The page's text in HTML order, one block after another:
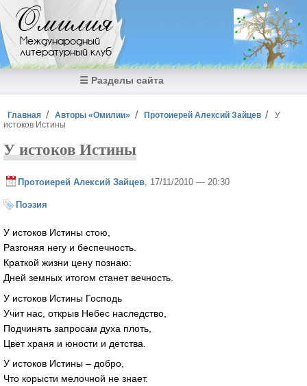
Перейти к основному содержанию
Омилия
Международный
литературный клуб
☰ Разделы сайта
Вы здесь
Главная Авторы «Омилии» Протоиерей Алексий Зайцев
У
истоков Истины
У истоков Истины
Протоиерей Алексий Зайцев , 17/11/2010 — 20:30
Поэзия
У истоков Истины стою,
Разгоняя негу и беспечность.
Краткой жизни цену познаю:
Дней земных итогом станет вечность.
У истоков Истины Господь
Учит нас, открыв Небес наследство,
Подчинять запросам духа плоть,
Цвет храня и юности и детства.
У истоков Истины – добро,
Что корысти мелочной не знает.